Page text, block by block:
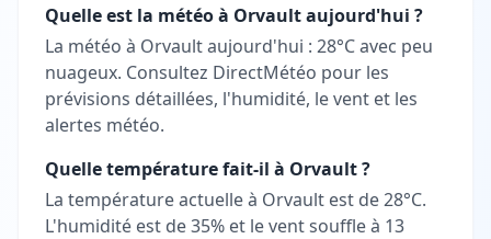
Quelle est la météo à Orvault aujourd'hui ?
La météo à Orvault aujourd'hui : 28°C avec peu
nuageux. Consultez DirectMétéo pour les
prévisions détaillées, l'humidité, le vent et les
alertes météo.
Quelle température fait-il à Orvault ?
La température actuelle à Orvault est de 28°C.
L'humidité est de 35% et le vent souffle à 13